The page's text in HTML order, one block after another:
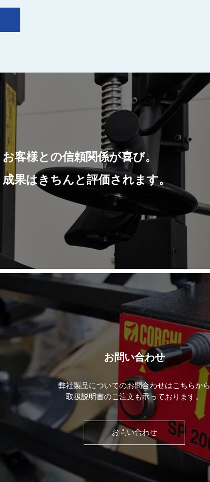
お客様との信頼関係が喜び。
成果はきちんと評価されます。
お問い合わせ
弊社製品についてのお問合わせはこちらから
取扱説明書のご注文も承っております。
お問い合わせ